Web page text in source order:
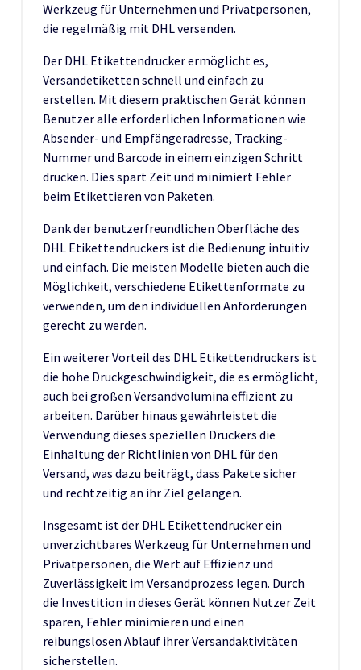
Werkzeug für Unternehmen und Privatpersonen,
die regelmäßig mit DHL versenden.
Der DHL Etikettendrucker ermöglicht es,
Versandetiketten schnell und einfach zu
erstellen. Mit diesem praktischen Gerät können
Benutzer alle erforderlichen Informationen wie
Absender- und Empfängeradresse, Tracking-
Nummer und Barcode in einem einzigen Schritt
drucken. Dies spart Zeit und minimiert Fehler
beim Etikettieren von Paketen.
Dank der benutzerfreundlichen Oberfläche des
DHL Etikettendruckers ist die Bedienung intuitiv
und einfach. Die meisten Modelle bieten auch die
Möglichkeit, verschiedene Etikettenformate zu
verwenden, um den individuellen Anforderungen
gerecht zu werden.
Ein weiterer Vorteil des DHL Etikettendruckers ist
die hohe Druckgeschwindigkeit, die es ermöglicht,
auch bei großen Versandvolumina effizient zu
arbeiten. Darüber hinaus gewährleistet die
Verwendung dieses speziellen Druckers die
Einhaltung der Richtlinien von DHL für den
Versand, was dazu beiträgt, dass Pakete sicher
und rechtzeitig an ihr Ziel gelangen.
Insgesamt ist der DHL Etikettendrucker ein
unverzichtbares Werkzeug für Unternehmen und
Privatpersonen, die Wert auf Effizienz und
Zuverlässigkeit im Versandprozess legen. Durch
die Investition in dieses Gerät können Nutzer Zeit
sparen, Fehler minimieren und einen
reibungslosen Ablauf ihrer Versandaktivitäten
sicherstellen.